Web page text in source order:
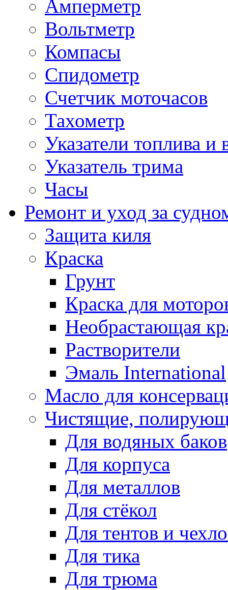
Амперметр
Вольтметр
Компасы
Спидометр
Счетчик моточасов
Тахометр
Указатели топлива и
Указатель трима
Часы
Ремонт и уход за
Защита киля
Краска
Грунт
Краска для
Необрастающая
Растворители
Эмаль International
Масло для
Чистящие,
Для водяных баков
Для корпуса
Для металлов
Для стёкол
Для тентов и
Для тика
Для трюма